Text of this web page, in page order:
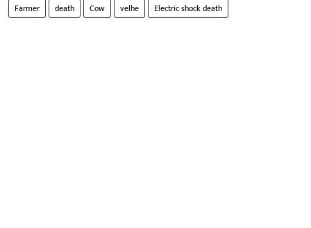
Farmer death Cow velhe Electric shock death